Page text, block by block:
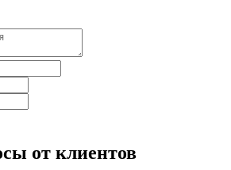
от клиентов